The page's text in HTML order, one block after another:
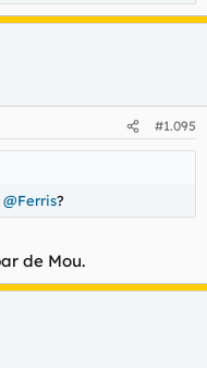
#1.095
@Ferris?
de Mou.